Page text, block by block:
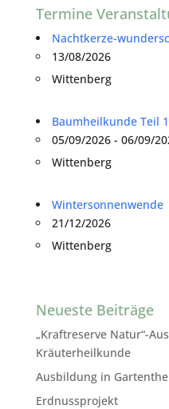
Termine
Nachtkerze-
13/08/2026
Wittenberg
Baumheilkunde Teil 1
05/09/2026 - 06/09/
Wittenberg
Wintersonnenwende
21/12/2026
Wittenberg
Neueste Beiträge
„Kraftreserve Natur“-
Kräuterheilkunde
Ausbildung in
Erdnussprojekt